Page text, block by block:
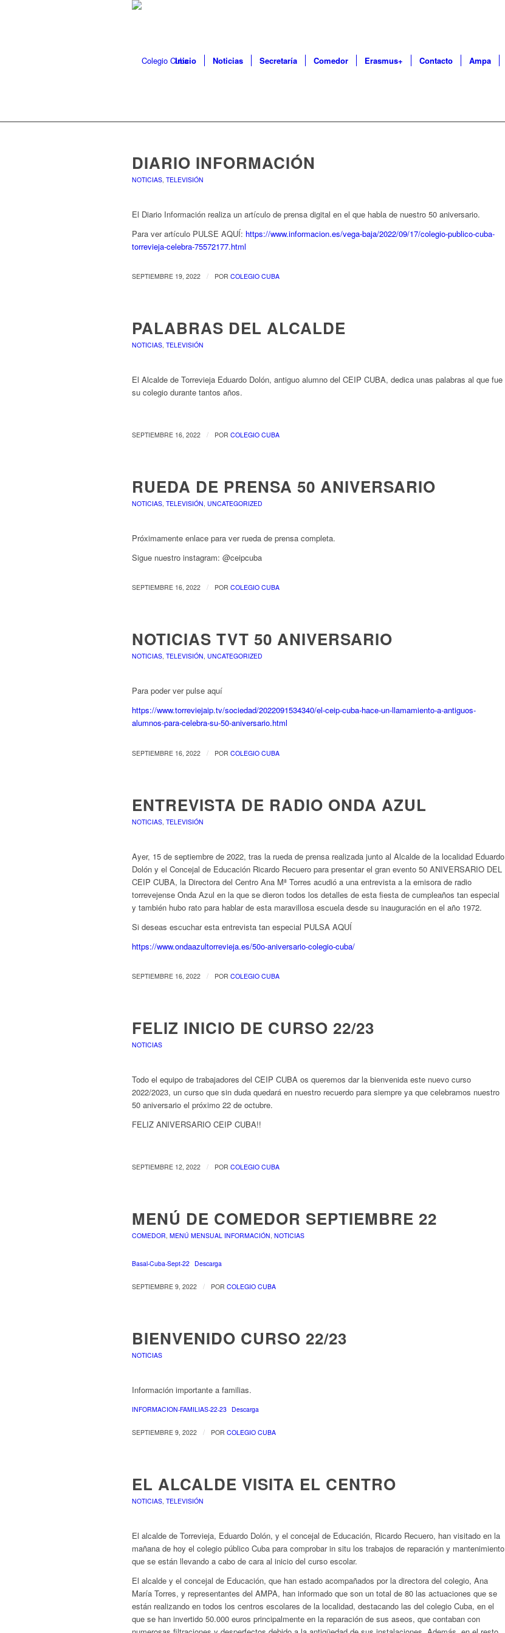
Inicio Noticias Secretaría Comedor Erasmus+ Contacto Ampa
DIARIO INFORMACIÓN
NOTICIAS, TELEVISIÓN
El Diario Información realiza un artículo de prensa digital en el que habla de nuestro 50 aniversario.
Para ver artículo PULSE AQUÍ: https://www.informacion.es/vega-baja/2022/09/17/colegio-publico-cuba-
torrevieja-celebra-75572177.html
SEPTIEMBRE 19, 2022 / POR COLEGIO CUBA
PALABRAS DEL ALCALDE
NOTICIAS, TELEVISIÓN
El Alcalde de Torrevieja Eduardo Dolón, antiguo alumno del CEIP CUBA, dedica unas palabras al que fue
su colegio durante tantos años.
SEPTIEMBRE 16, 2022 / POR COLEGIO CUBA
RUEDA DE PRENSA 50 ANIVERSARIO
NOTICIAS, TELEVISIÓN, UNCATEGORIZED
Próximamente enlace para ver rueda de prensa completa.
Sigue nuestro instagram: @ceipcuba
SEPTIEMBRE 16, 2022 / POR COLEGIO CUBA
NOTICIAS TVT 50 ANIVERSARIO
NOTICIAS, TELEVISIÓN, UNCATEGORIZED
Para poder ver pulse aquí
https://www.torreviejaip.tv/sociedad/2022091534340/el-ceip-cuba-hace-un-llamamiento-a-antiguos-
alumnos-para-celebra-su-50-aniversario.html
SEPTIEMBRE 16, 2022 / POR COLEGIO CUBA
ENTREVISTA DE RADIO ONDA AZUL
NOTICIAS TELEVISIÓN
Ayer, 15 de septiembre de 2022, tras la rueda de prensa realizada junto al Alcalde de la localidad Eduardo
Dolón y el Concejal de Educación Ricardo Recuero para presentar el gran evento 50 ANIVERSARIO DEL
CEIP CUBA, la Directora del Centro Ana Mª Torres acudió a una entrevista a la emisora de radio
torrevejense Onda Azul en la que se dieron todos los detalles de esta fiesta de cumpleaños tan especial
y también hubo rato para hablar de esta maravillosa escuela desde su inauguración en el año 1972.
Si deseas escuchar esta entrevista tan especial PULSA AQUÍ
https://www.ondaazultorrevieja.es/50o-aniversario-colegio-cuba/
SEPTIEMBRE 16, 2022 / POR COLEGIO CUBA
FELIZ INICIO DE CURSO 22/23
NOTICIAS
Todo el equipo de trabajadores del CEIP CUBA os queremos dar la bienvenida este nuevo curso
2022/2023, un curso que sin duda quedará en nuestro recuerdo para siempre ya que celebramos nuestro
50 aniversario el próximo 22 de octubre.
FELIZ ANIVERSARIO CEIP CUBA!!
SEPTIEMBRE 12, 2022 / POR COLEGIO CUBA
MENÚ DE COMEDOR SEPTIEMBRE 22
COMEDOR MENÚ MENSUAL INFORMACIÓN NOTICIAS
Basal-Cuba-Sept-22 Descarga
SEPTIEMBRE 9, 2022 / POR COLEGIO CUBA
BIENVENIDO CURSO 22/23
NOTICIAS
Información importante a familias.
INFORMACION-FAMILIAS-22-23 Descarga
SEPTIEMBRE 9, 2022 / POR COLEGIO CUBA
EL ALCALDE VISITA EL CENTRO
NOTICIAS TELEVISIÓN
El alcalde de Torrevieja, Eduardo Dolón, y el concejal de Educación, Ricardo Recuero, han visitado en la
mañana de hoy el colegio público Cuba para comprobar in situ los trabajos de reparación y mantenimiento
que se están llevando a cabo de cara al inicio del curso escolar.
El alcalde y el concejal de Educación, que han estado acompañados por la directora del colegio, Ana
María Torres, y representantes del AMPA, han informado que son un total de 80 las actuaciones que se
están realizando en todos los centros escolares de la localidad, destacando las del colegio Cuba, en el
que se han invertido 50.000 euros principalmente en la reparación de sus aseos, que contaban con